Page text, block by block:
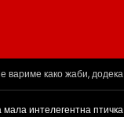
Печат“ 05.08.2026
мала интелегентна птичка